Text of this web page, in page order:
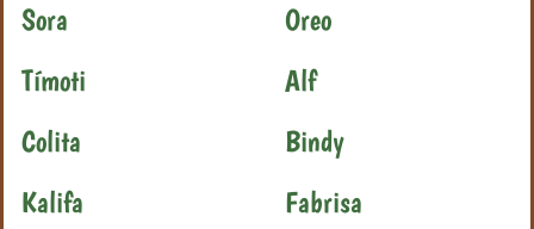
Sora
Oreo
Tímoti
Alf
Colita
Bindy
Kalifa
Fabrisa